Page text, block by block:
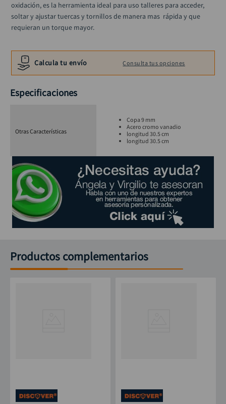
oxidación, es la herramienta ideal para uso talleres para acceder,
soltar y ajustar tuercas y tornillos de manera mas  rápida y que
requieran un torque mayor.
Calcula tu envío Consulta tus opciones
Especificaciones
Otras Características
Copa 9 mm
Acero cromo vanadio
longitud 30.5 cm
longitud 30.5 cm
Productos complementarios